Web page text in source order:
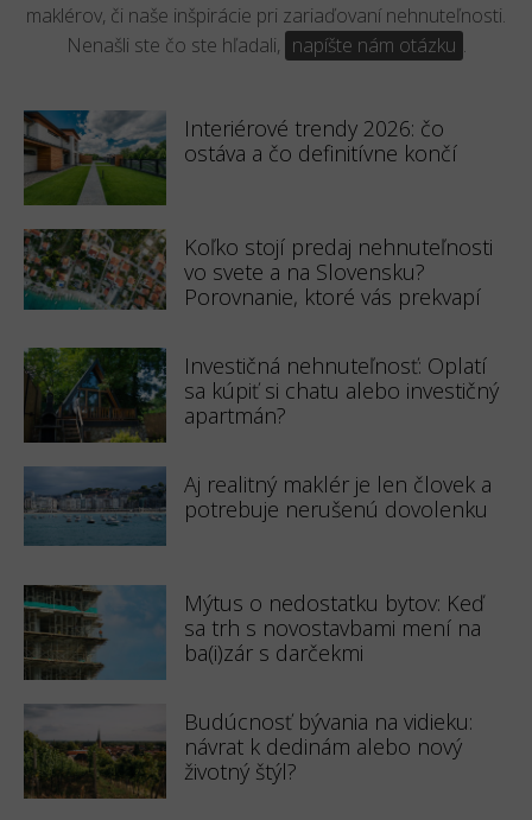
maklérov, či naše inšpirácie pri zariaďovaní nehnuteľnosti.
Nenašli ste čo ste hľadali, napíšte nám otázku .
Interiérové trendy 2026: čo
ostáva a čo definitívne končí
Koľko stojí predaj nehnuteľnosti
vo svete a na Slovensku?
Porovnanie, ktoré vás prekvapí
Investičná nehnuteľnosť: Oplatí
sa kúpiť si chatu alebo investičný
apartmán?
Aj realitný maklér je len človek a
potrebuje nerušenú dovolenku
Mýtus o nedostatku bytov: Keď
sa trh s novostavbami mení na
ba(i)zár s darčekmi
Budúcnosť bývania na vidieku:
návrat k dedinám alebo nový
životný štýl?